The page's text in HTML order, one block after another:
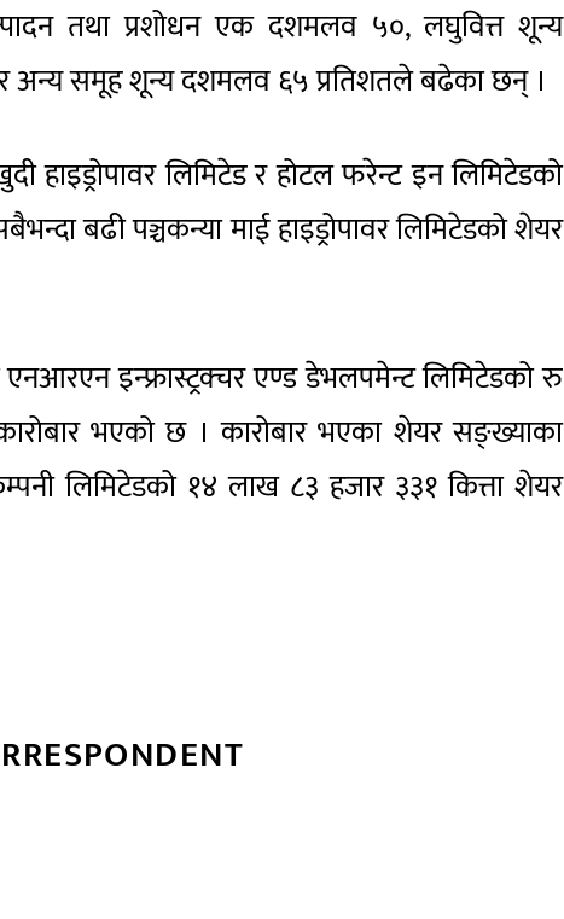
तथा प्रशोधन एक दशमलव ५०, लघुवित्त शून्य
अन्य समूह शून्य दशमलव ६५ प्रतिशतले बढेका छन् ।
हाइड्रोपावर लिमिटेड र होटल फरेन्ट इन लिमिटेडको
बढी पञ्चकन्या माई हाइड्रोपावर लिमिटेडको शेयर
इन्फ्रास्ट्रक्चर एण्ड डेभलपमेन्ट लिमिटेडको रु
भएको छ । कारोबार भएका शेयर सङ्ख्याका
लिमिटेडको १४ लाख ८३ हजार ३३१ कित्ता शेयर